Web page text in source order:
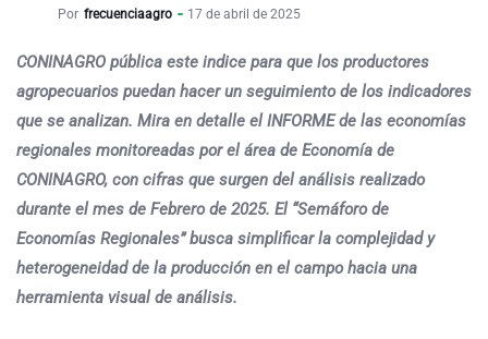
Por frecuenciaagro 17 de abril de 2025
CONINAGRO pública este indice para que los productores
agropecuarios puedan hacer un seguimiento de los indicadores
que se analizan. Mira en detalle el INFORME de las economías
regionales monitoreadas por el área de Economía de
CONINAGRO, con cifras que surgen del análisis realizado
durante el mes de Febrero de 2025. El “Semáforo de
Economías Regionales” busca simplificar la complejidad y
heterogeneidad de la producción en el campo hacia una
herramienta visual de análisis.